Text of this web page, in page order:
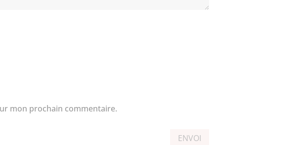
mon prochain commentaire.
ENVOI